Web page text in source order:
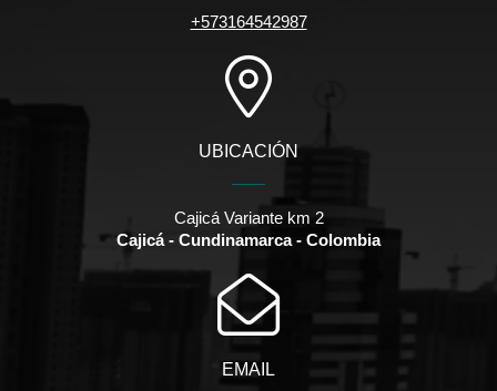
+573164542987
UBICACIÓN
Cajicá Variante km 2
Cajicá - Cundinamarca - Colombia
EMAIL